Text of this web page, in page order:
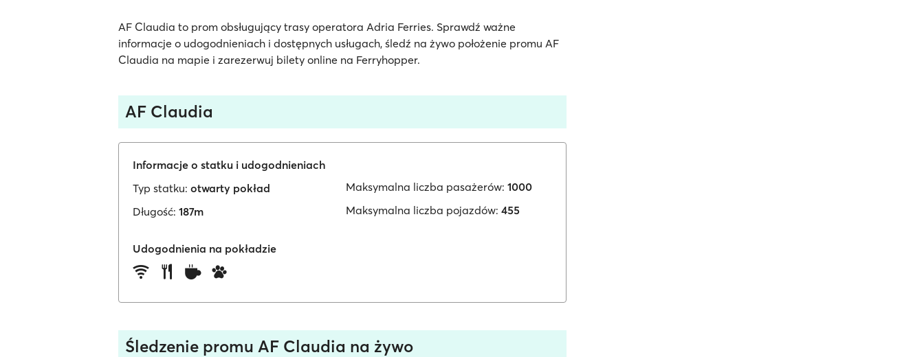
AF Claudia to prom obsługujący trasy operatora Adria Ferries. Sprawdź ważne
informacje o udogodnieniach i dostępnych usługach, śledź na żywo położenie promu AF
Claudia na mapie i zarezerwuj bilety online na Ferryhopper.
AF Claudia
Informacje o statku i udogodnieniach
Typ statku: otwarty pokład
Długość: 187m
Maksymalna liczba pasażerów: 1000
Maksymalna liczba pojazdów: 455
Udogodnienia na pokładzie
Śledzenie promu AF Claudia na żywo